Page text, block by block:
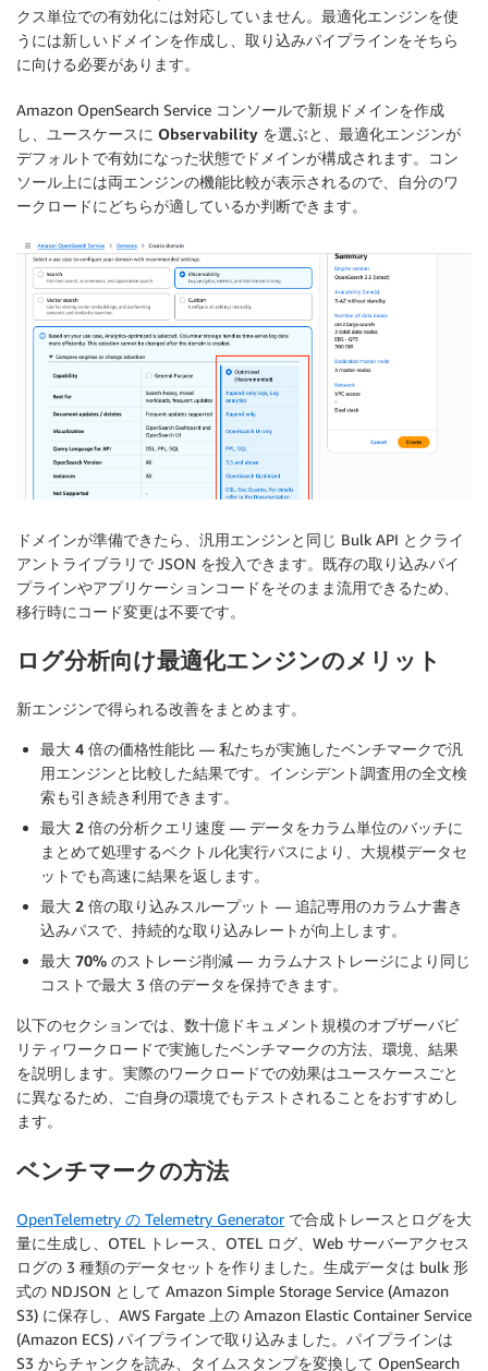
クス単位での有効化には対応していません。最適化エンジンを使
うには新しいドメインを作成し、取り込みパイプラインをそちら
に向ける必要があります。
Amazon OpenSearch Service コンソールで新規ドメインを作成
し、ユースケースに Observability を選ぶと、最適化エンジンが
デフォルトで有効になった状態でドメインが構成されます。コン
ソール上には両エンジンの機能比較が表示されるので、自分のワ
ークロードにどちらが適しているか判断できます。
ドメインが準備できたら、汎用エンジンと同じ Bulk API とクライ
アントライブラリで JSON を投入できます。既存の取り込みパイ
プラインやアプリケーションコードをそのまま流用できるため、
移行時にコード変更は不要です。
ログ分析向け最適化エンジンのメリット
新エンジンで得られる改善をまとめます。
最大 4 倍の価格性能比 — 私たちが実施したベンチマークで汎
用エンジンと比較した結果です。インシデント調査用の全文検
索も引き続き利用できます。
最大 2 倍の分析クエリ速度 — データをカラム単位のバッチに
まとめて処理するベクトル化実行パスにより、大規模データセ
ットでも高速に結果を返します。
最大 2 倍の取り込みスループット — 追記専用のカラムナ書き
込みパスで、持続的な取り込みレートが向上します。
最大 70% のストレージ削減 — カラムナストレージにより同じ
コストで最大 3 倍のデータを保持できます。
以下のセクションでは、数十億ドキュメント規模のオブザーバビ
リティワークロードで実施したベンチマークの方法、環境、結果
を説明します。実際のワークロードでの効果はユースケースごと
に異なるため、ご自身の環境でもテストされることをおすすめし
ます。
ベンチマークの方法
OpenTelemetry の Telemetry Generatorで合成トレースとログを大
量に生成し、OTEL トレース、OTEL ログ、Web サーバーアクセス
ログの 3 種類のデータセットを作りました。生成データは bulk 形
式の NDJSON として Amazon Simple Storage Service (Amazon
S3) に保存し、AWS Fargate 上の Amazon Elastic Container Service
(Amazon ECS) パイプラインで取り込みました。パイプラインは
S3 からチャンクを読み、タイムスタンプを変換して OpenSearch